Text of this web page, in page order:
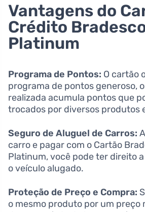
Vantagens do
Crédito
Platinum
Programa de Pontos: O cartão
programa de pontos generoso,
realizada acumula pontos que
trocados por diversos produtos
Seguro de Aluguel de Carros:
carro e pagar com o Cartão
Platinum, você pode ter direito
o veículo alugado.
Proteção de Preço e Compra:
o mesmo produto por um preço